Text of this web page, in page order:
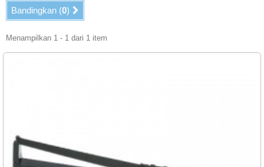
Bandingkan (0)
Menampilkan 1 - 1 dari 1 item